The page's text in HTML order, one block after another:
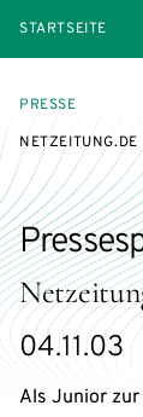
STARTSEITE
PRESSE
NETZEITUNG.DE
04.11.03
Als Junior zur